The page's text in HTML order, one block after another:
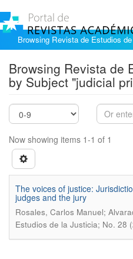
Browsing Revista de Estudios
Browsing Revista de
by Subject "judicial
Now showing items 1-1 of 1
The voices of justice:
judges and the jury
Rosales, Carlos Manuel;
Estudios de la Justicia; No. 28